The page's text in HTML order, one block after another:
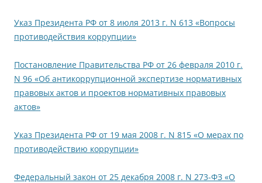
Указ Президента РФ от 8 июля 2013 г. N 613 «Вопросы
противодействия коррупции»
Постановление Правительства РФ от 26 февраля 2010 г.
N 96 «Об антикоррупционной экспертизе нормативных
правовых актов и проектов нормативных правовых
актов»
Указ Президента РФ от 19 мая 2008 г. N 815 «О мерах по
противодействию коррупции»
Федеральный закон от 25 декабря 2008 г. N 273-ФЗ «О